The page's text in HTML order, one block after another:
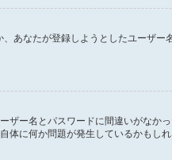
あなたが登録しようとしたユーザ
ザー名とパスワードに間違いがな
に何か問題が発生しているかもし